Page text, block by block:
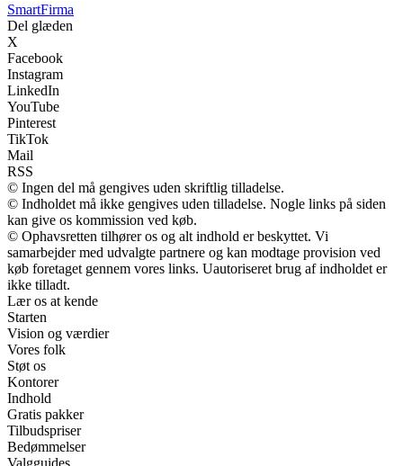
SmartFirma
Del glæden
X
Facebook
Instagram
LinkedIn
YouTube
Pinterest
TikTok
Mail
RSS
© Ingen del må gengives uden skriftlig tilladelse.
© Indholdet må ikke gengives uden tilladelse. Nogle links på siden
kan give os kommission ved køb.
© Ophavsretten tilhører os og alt indhold er beskyttet. Vi
samarbejder med udvalgte partnere og kan modtage provision ved
køb foretaget gennem vores links. Uautoriseret brug af indholdet er
ikke tilladt.
Lær os at kende
Starten
Vision og værdier
Vores folk
Støt os
Kontorer
Indhold
Gratis pakker
Tilbudspriser
Bedømmelser
Valgguides